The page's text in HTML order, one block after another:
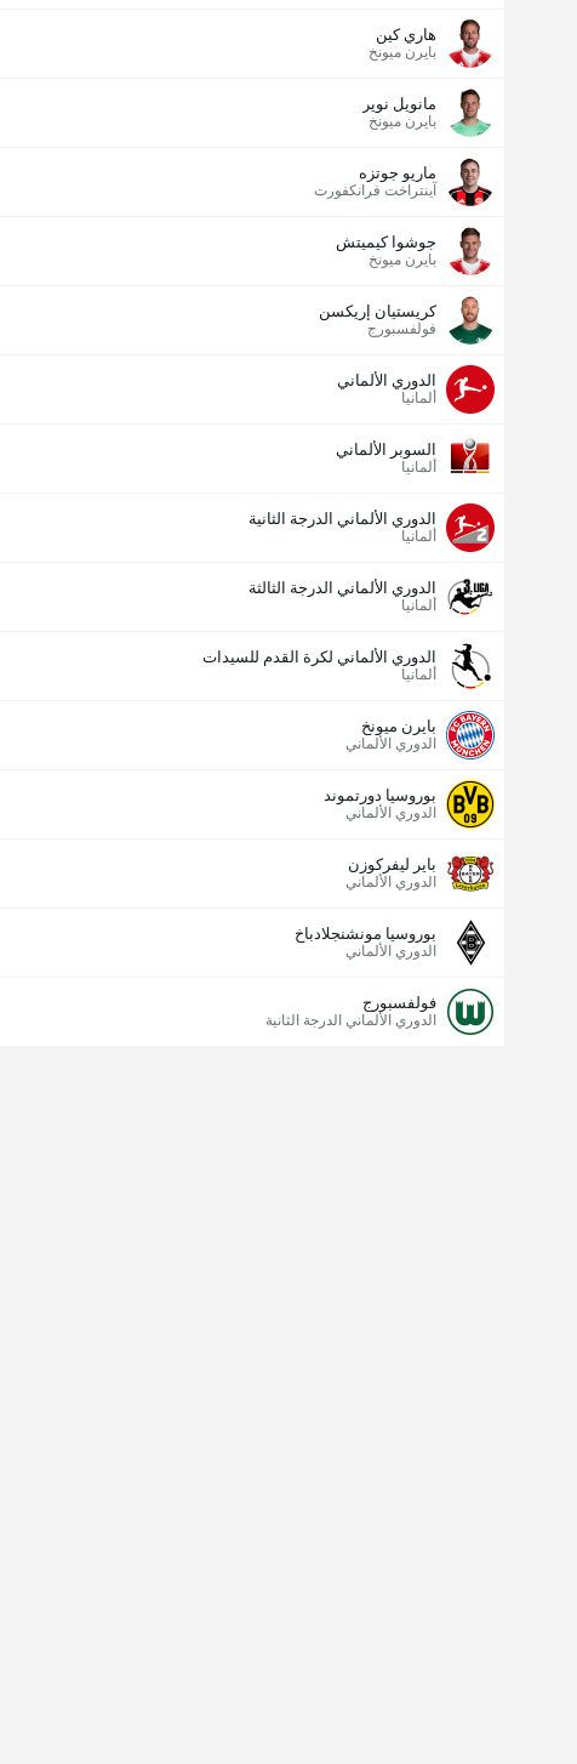
هاري كين
بايرن ميونخ
مانويل نوير
بايرن ميونخ
ماريو جوتزه
آينتراخت فرانكفورت
جوشوا كيميتش
بايرن ميونخ
كريستيان إريكسن
فولفسبورج
الدوري الألماني
ألمانيا
السوبر الألماني
ألمانيا
الدوري الألماني الدرجة الثانية
ألمانيا
الدوري الألماني الدرجة الثالثة
ألمانيا
الدوري الألماني لكرة القدم للسيدات
ألمانيا
بايرن ميونخ
الدوري الألماني
بوروسيا دورتموند
الدوري الألماني
باير ليفركوزن
الدوري الألماني
بوروسيا مونشنجلادباخ
الدوري الألماني
فولفسبورج
الدوري الألماني الدرجة الثانية